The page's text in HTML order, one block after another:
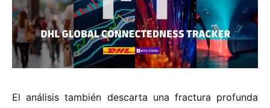
El análisis también descarta una fractura profunda